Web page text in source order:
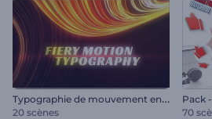
T
ypographie de mouvement en feu
20 scènes
Pack
70